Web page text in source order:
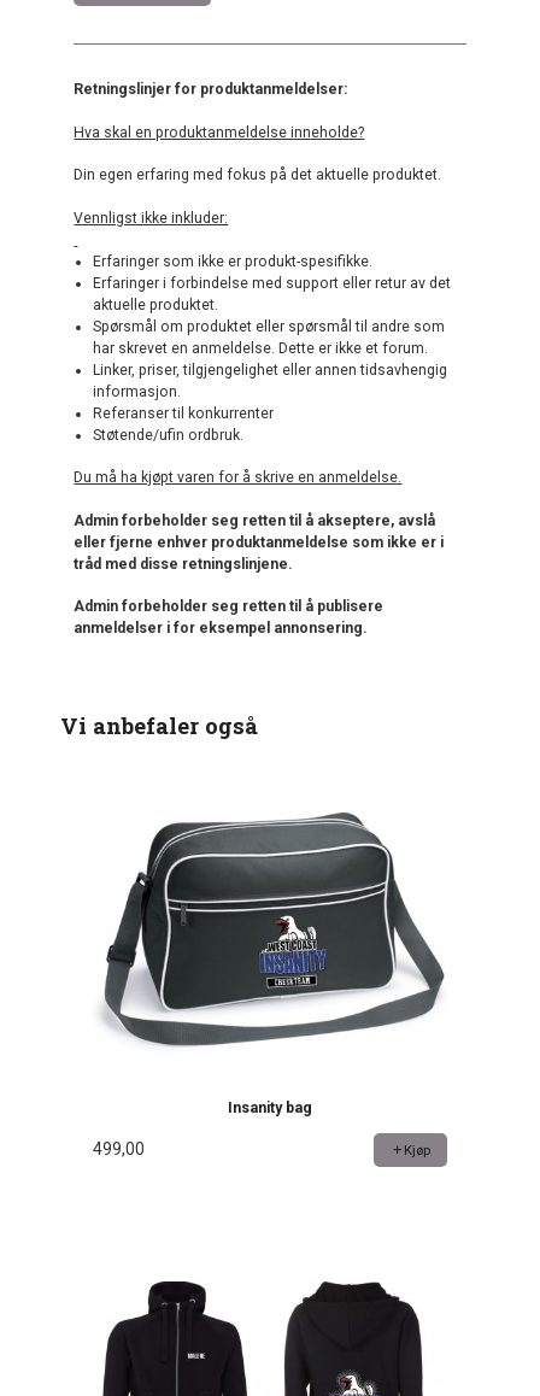
Retningslinjer for produktanmeldelser:
Hva skal en produktanmeldelse inneholde?
Din egen erfaring med fokus på det aktuelle produktet.
Vennligst ikke inkluder:
Erfaringer som ikke er produkt-spesifikke.
Erfaringer i forbindelse med support eller retur av det
aktuelle produktet.
Spørsmål om produktet eller spørsmål til andre som
har skrevet en anmeldelse. Dette er ikke et forum.
Linker, priser, tilgjengelighet eller annen tidsavhengig
informasjon.
Referanser til konkurrenter
Støtende/ufin ordbruk.
Du må ha kjøpt varen for å skrive en anmeldelse.
Admin forbeholder seg retten til å akseptere, avslå
eller fjerne enhver produktanmeldelse som ikke er i
tråd med disse retningslinjene.
Admin forbeholder seg retten til å publisere
anmeldelser i for eksempel annonsering.
Vi anbefaler også
Insanity bag
499,00 Kjøp